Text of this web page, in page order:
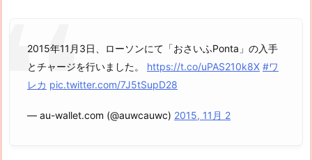
2015年11月3日、ローソンにて「おさいふPonta」の入手
とチャージを行いました。 https://t.co/uPAS210k8X #ワ
レカ pic.twitter.com/7J5tSupD28
— au-wallet.com (@auwcauwc) 2015, 11月 2